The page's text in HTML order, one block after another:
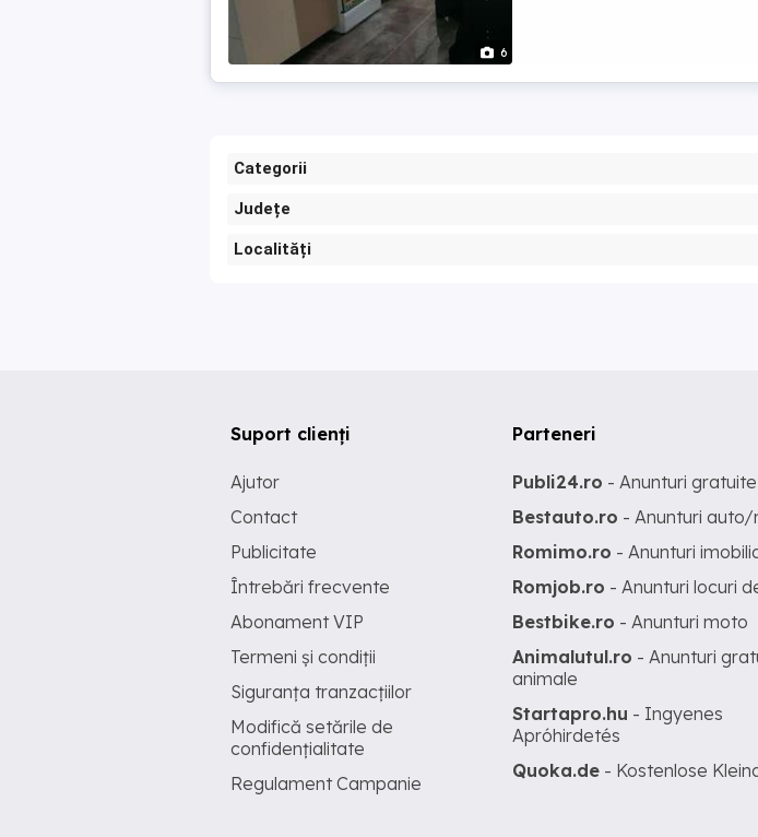
6
Categorii
Județe
Localități
Suport clienți
Ajutor
Contact
Publicitate
Întrebări frecvente
Abonament VIP
Termeni și condiții
Siguranța tranzacțiilor
Modifică setările de
confidențialitate
Regulament Campanie
Parteneri
Publi24.ro - Anunturi gratuite
Bestauto.ro - Anunturi
Romimo.ro - Anunturi
Romjob.ro - Anunturi locuri
Bestbike.ro - Anunturi moto
Animalutul.ro - Anunturi
animale
Startapro.hu - Ingyenes
Apróhirdetés
Quoka.de - Kostenlose